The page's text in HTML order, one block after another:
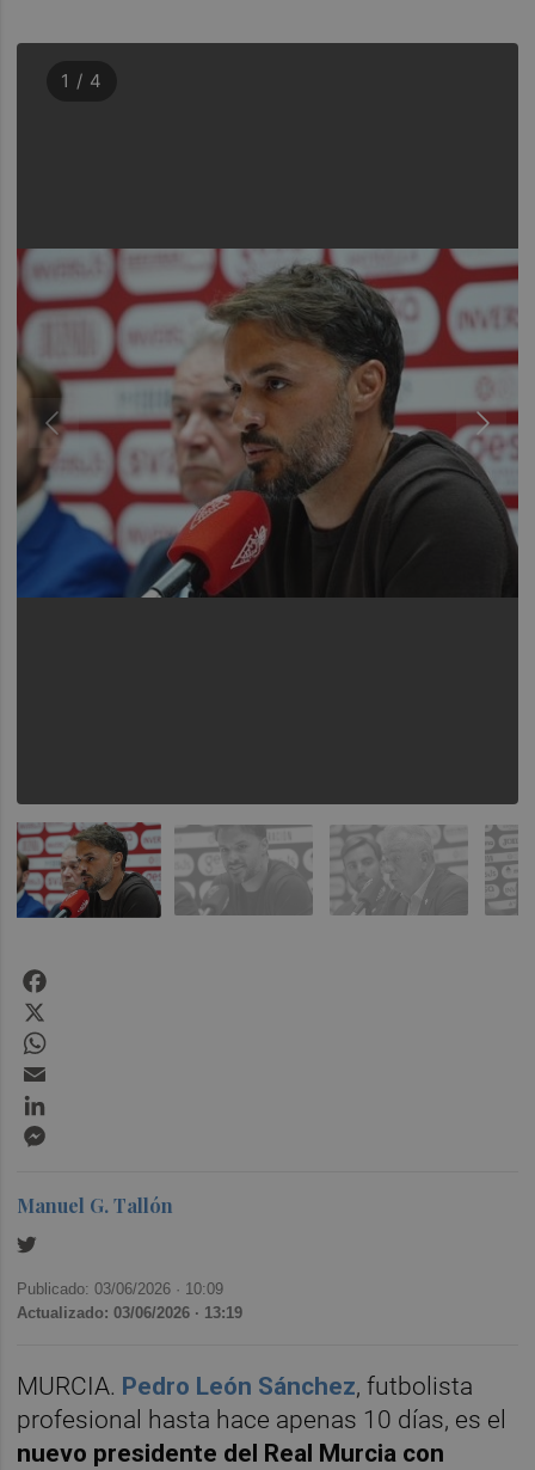
1 / 4
Manuel G. Tallón
Publicado: 03/06/2026 · 10:09
Actualizado: 03/06/2026 · 13:19
MURCIA. Pedro León Sánchez, futbolista
profesional hasta hace apenas 10 días, es el
nuevo presidente del Real Murcia con